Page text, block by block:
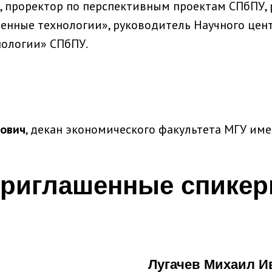
, проректор по перспективным проектам
технологии», руководитель Научного
СПбПУ.
, декан экономического факультета МГУ
Лугачев Михаил